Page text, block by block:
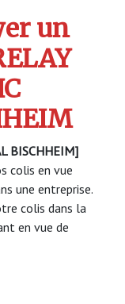
un
BISCHHEIM]
colis en vue
une entreprise.
colis dans la
en vue de